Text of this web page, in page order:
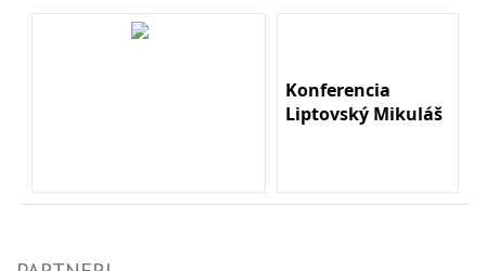
Konferencia
Liptovský Mikuláš